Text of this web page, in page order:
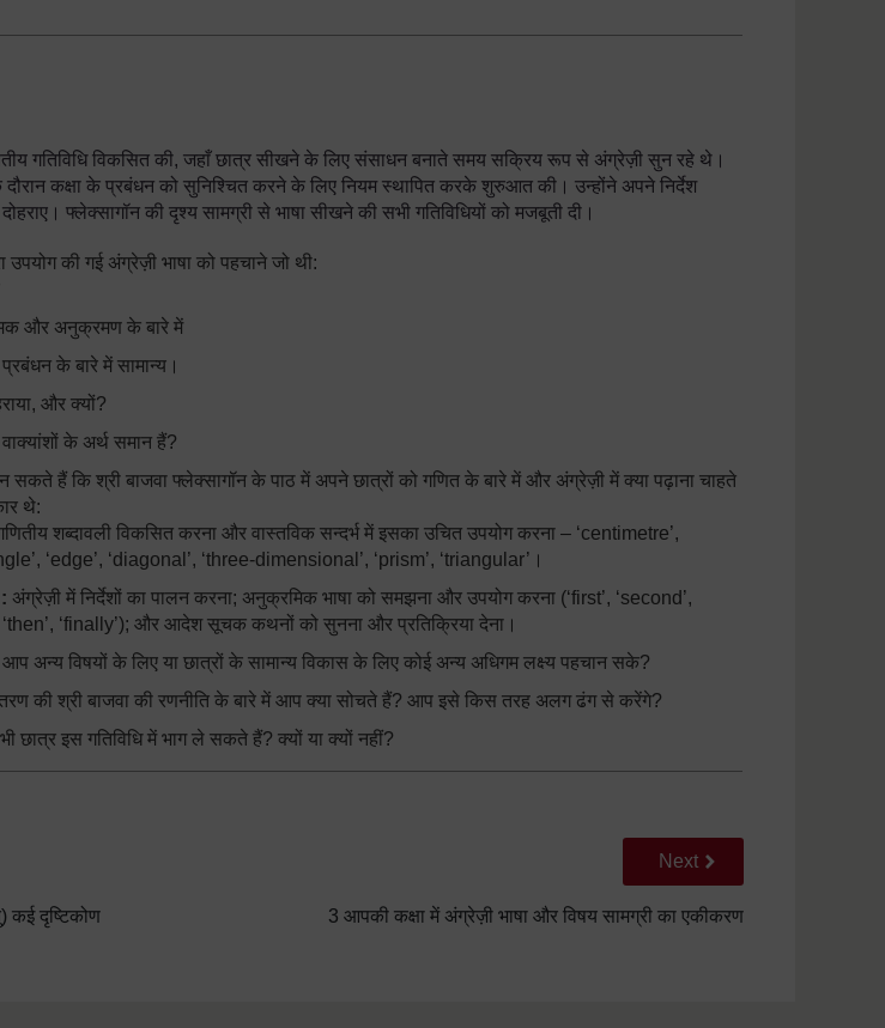
गतिविधि विकसित की, जहाँ छात्र सीखने के लिए संसाधन बनाते समय सक्रिय रूप से अंग्रेज़ी सुन रहे थे।
दौरान कक्षा के प्रबंधन को सुनिश्चित करने के लिए नियम स्थापित करके शुरुआत की। उन्होंने अपने निर्देश
फ्लेक्सागॉन की दृश्य सामग्री से भाषा सीखने की सभी गतिविधियों को मजबूती दी।
उपयोग की गई अंग्रेज़ी भाषा को पहचाने जो थी:
और अनुक्रमण के बारे में
के बारे में सामान्य।
और क्यों?
के अर्थ समान हैं?
सकते हैं कि श्री बाजवा फ्लेक्सागॉन के पाठ में अपने छात्रों को गणित के बारे में और अंग्रेज़ी में क्या पढ़ाना चाहते
थे:
शब्दावली विकसित करना और वास्तविक सन्दर्भ में इसका उचित उपयोग करना – ‘centimetre’,
‘edge’, ‘diagonal’, ‘three-dimensional’, ‘prism’, ‘triangular’।
: अंग्रेज़ी में निर्देशों का पालन करना; अनुक्रमिक भाषा को समझना और उपयोग करना (‘first’, ‘second’,
‘then’, ‘finally’); और आदेश सूचक कथनों को सुनना और प्रतिक्रिया देना।
अन्य विषयों के लिए या छात्रों के सामान्य विकास के लिए कोई अन्य अधिगम लक्ष्य पहचान सके?
की श्री बाजवा की रणनीति के बारे में आप क्या सोचते हैं? आप इसे किस तरह अलग ढंग से करेंगे?
छात्र इस गतिविधि में भाग ले सकते हैं? क्यों या क्यों नहीं?
कई दृष्टिकोण
Go to next page
Next
3 आपकी कक्षा में अंग्रेज़ी भाषा और विषय सामग्री का एकीकरण